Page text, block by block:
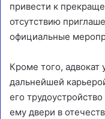
привести к
отсутствию
официальные
Кроме того,
дальнейшей
его
ему двери в